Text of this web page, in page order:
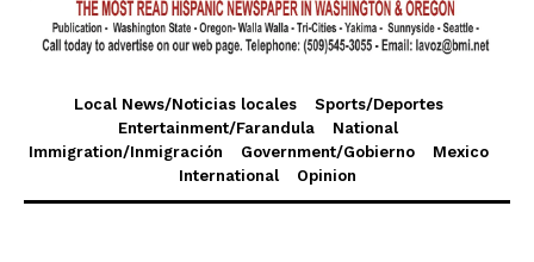
Local News/Noticias locales
Sports/Deportes
Entertainment/Farandula
National
Immigration/Inmigración
Government/Gobierno
Mexico
International
Opinion